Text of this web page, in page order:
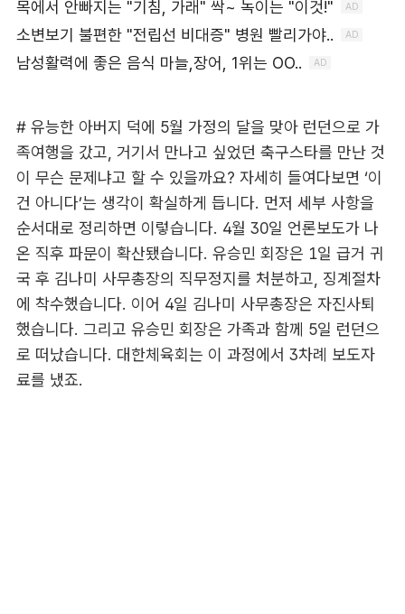
# 유능한 아버지 덕에 5월 가정의 달을 맞아 런던으로 가
족여행을 갔고, 거기서 만나고 싶었던 축구스타를 만난 것
이 무슨 문제냐고 할 수 있을까요? 자세히 들여다보면 ‘이
건 아니다’는 생각이 확실하게 듭니다. 먼저 세부 사항을
순서대로 정리하면 이렇습니다. 4월 30일 언론보도가 나
온 직후 파문이 확산됐습니다. 유승민 회장은 1일 급거 귀
국 후 김나미 사무총장의 직무정지를 처분하고, 징계절차
에 착수했습니다. 이어 4일 김나미 사무총장은 자진사퇴
했습니다. 그리고 유승민 회장은 가족과 함께 5일 런던으
로 떠났습니다. 대한체육회는 이 과정에서 3차례 보도자
료를 냈죠.